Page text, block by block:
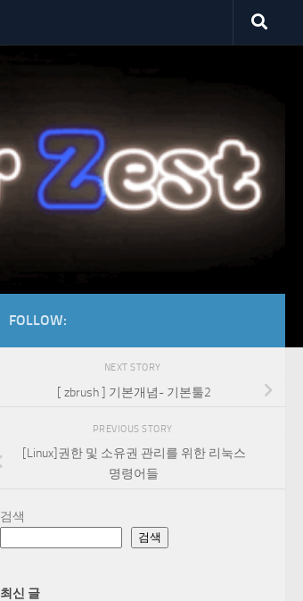
FOLLOW:
NEXT STORY
[ zbrush ] 기본개념- 기본툴2
PREVIOUS STORY
[Linux]권한 및 소유권 관리를 위한 리눅스
명령어들
검색
검색
최신 글